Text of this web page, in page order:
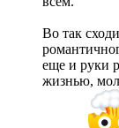
Во так
еще и руки
жизнью,